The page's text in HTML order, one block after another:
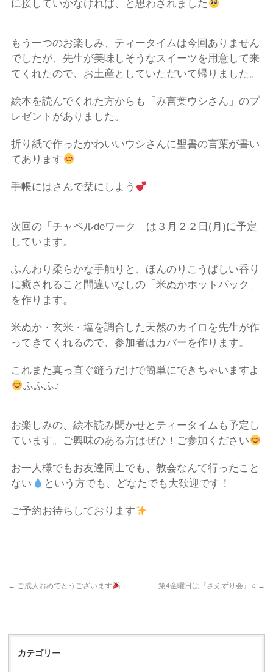
に接していかなければ、と思わされました
もう一つのお楽しみ、ティータイムは今回ありません
でしたが、先生が美味しそうなスイーツを用意して来
てくれたので、お土産としていただいて帰りました。
絵本を読んでくれた方からも「み言葉ウシさん」のプ
レゼントがありました。
折り紙で作ったかわいいウシさんに聖書の言葉が書い
てあります
手帳にはさんで栞にしよう
次回の「チャペルdeワーク」は３月２２日 (月)に予定
しています。
ふんわり柔らかな手触りと、ほんのりこうばしい香り
に癒されること間違いなしの「米ぬかホットパック」
を作ります。
米ぬか・玄米・塩を調合した天然のカイロを先生が作
ってきてくれるので、参加者はカバーを作ります。
これまた真っ直ぐ縫うだけで簡単にできちゃいますよ
ふふふ♪
お楽しみの、絵本読み聞かせとティータイムも予定し
ています。ご興味のある方はぜひ！ご参加ください
お一人様でもお友達同士でも、教会なんて行ったこと
ない
という方でも、どなたでも大歓迎です！
ご予約お待ちしております
← ご成人おめでとうございます 第4金曜日は『さえずり会』♫ →
カテゴリー